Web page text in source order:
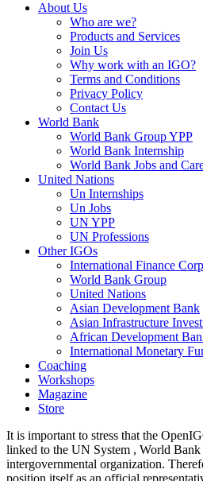
About Us
Who are we?
Products and Services
Join Us
Why work with an IGO?
Terms and Conditions
Privacy Policy
Contact Us
World Bank
World Bank Group YPP
World Bank Internship
World Bank Jobs and
United Nations
Un Internships
Un Jobs
UN YPP
UN Professions
Other IGOs
International Finance
World Bank Group
United Nations
Asian Development Bank
Asian Infrastructure
African Development
International Monetary
Coaching
Workshops
Magazine
Store
It is important to stress that the
linked to the UN System , World Bank
intergovernmental organization.